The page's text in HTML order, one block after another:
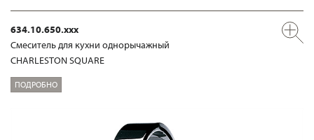
634.10.650.xxx
Смеситель для кухни однорычажный
CHARLESTON SQUARE
ПОДРОБНО